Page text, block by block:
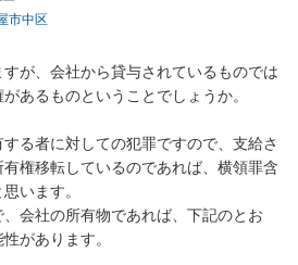
市中区
が、会社から貸与されているものでは
あるものということでしょうか。
る者に対しての犯罪ですので、支給さ
権移転しているのであれば、横領罪含
います。
会社の所有物であれば、下記のとお
があります。